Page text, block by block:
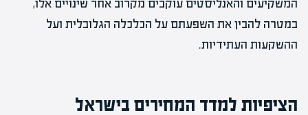
המשקיעים והאנליסטים עוקבים מקרוב אחר שינויים אלו,
במטרה להבין את השפעתם על הכלכלה הגלובלית ועל
ההשקעות העתידיות.
הציפיות למדד המחירים בישראל